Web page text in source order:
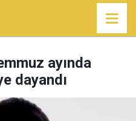
ayında
dayandı